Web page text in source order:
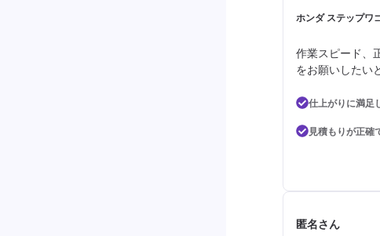
ホンダ ステップワ
作業スピード、
をお願いしたい
仕上がりに満足
見積もりが正確
匿名さん